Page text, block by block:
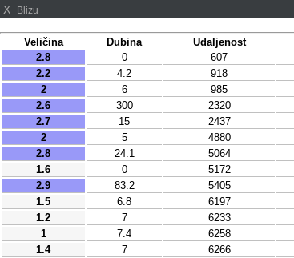
X Blizu
Veličina Dubina Udaljenost
2.8
0 607
2.2
4.2 918
2
6 985
2.6
300 2320
2.7
15 2437
2
5 4880
2.8
24.1 5064
1.6
0 5172
2.9
83.2 5405
1.5
6.8 6197
1.2
7 6233
1
7.4 6258
1.4
7 6266